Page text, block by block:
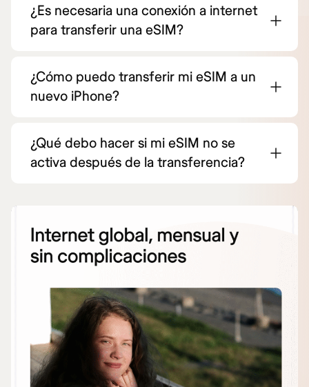
¿Es necesaria una conexión a internet
para transferir una eSIM?
¿Cómo puedo transferir mi eSIM a un
nuevo iPhone?
¿Qué debo hacer si mi eSIM no se
activa después de la transferencia?